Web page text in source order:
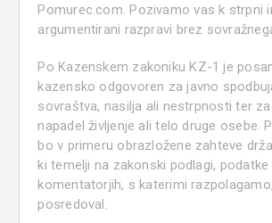
Pomurec.com. Pozivamo vas k strpni
argumentirani razpravi brez
Po Kazenskem zakoniku KZ-1 je
kazensko odgovoren za javno
sovraštva, nasilja ali nestrpnosti ter
napadel življenje ali telo druge osebe.
bo v primeru obrazložene zahteve
ki temelji na zakonski podlagi, podatke
komentatorjih, s katerimi
posredoval.